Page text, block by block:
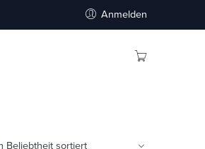
Anmelden